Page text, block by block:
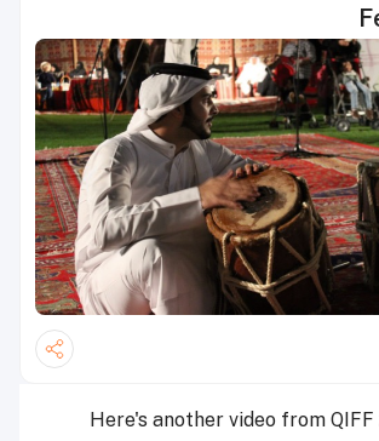
Here's another video from